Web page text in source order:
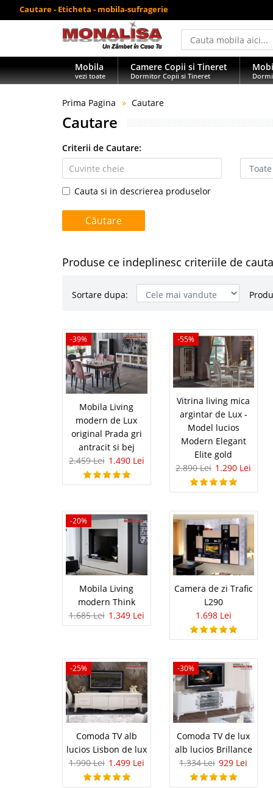
Cautare - Eticheta - mobila-sufragerie
Mobila
vezi toate
Camere Copii si Tineret
Dormitor Copii si Tineret
Prima Pagina Cautare
Cautare
Criterii de Cautare:
Cauta si in descrierea produselor
Produse ce indeplinesc criteriile de
Sortare dupa:
-39%
Mobila
Prada gri
Set mobila living
LIVING PRADA
confirmarea
mobila tip Full
-55%
Vitrina
gold
Mobila pt. living alb
Elite gold Lichidare
livrare imediata:
cu ..
Mobila
ivory
Mobila living
special de Lux Setul
recomanda prin linia
stralucitoare unica.
Living
-39%
Mobila Living
modern de Lux
original Prada gri
antracit si bej
2.459 Lei 1.490 Lei
-55%
Vitrina living mica
argintar de Lux -
Model lucios
Modern Elegant
Elite gold
2.890 Lei 1.290 Lei
-20%
Mobila Living
modern Think
1.685 Lei 1.349 Lei
Camera de zi Trafic
L290
1.698 Lei
-25%
Comoda TV alb
lucios Lisbon de lux
1.990 Lei 1.499 Lei
-30%
Comoda TV de lux
alb lucios Brillance
1.334 Lei 929 Lei